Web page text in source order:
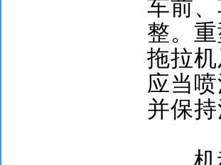
车前
整。
拖拉
应当
并保持